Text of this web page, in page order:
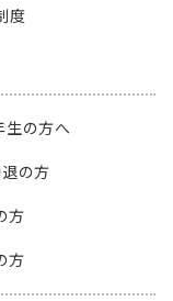
度
生の方へ
退の方
方
方